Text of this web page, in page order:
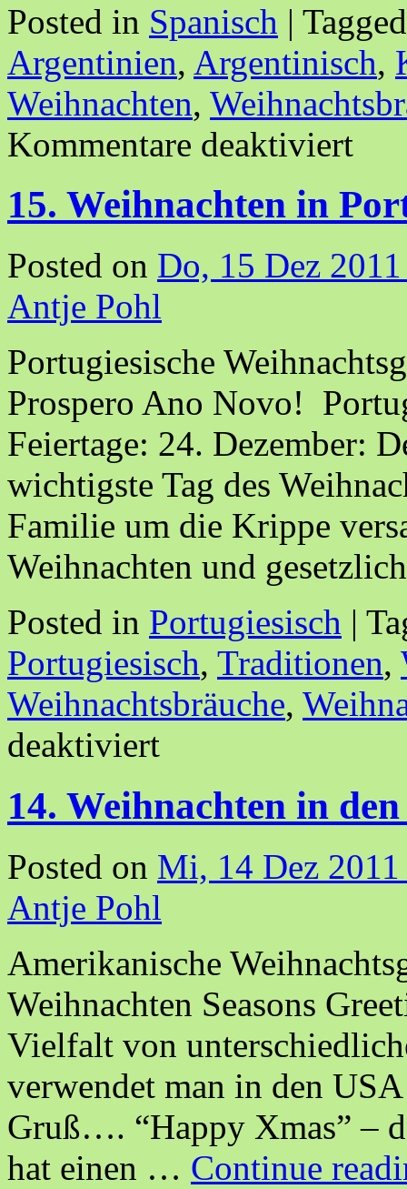
Posted in Spanisch | Tagged
Argentinien, Argentinisch,
Weihnachten,
Kommentare deaktiviert
15. Weihnachten in
Posted on Do, 15 Dez
Antje Pohl
Portugiesische
Prospero Ano Novo!
Feiertage: 24. Dezember:
wichtigste Tag des
Familie um die Krippe
Weihnachten und
Posted in Portugiesisch |
Portugiesisch, Traditionen,
Weihnachtsbräuche,
deaktiviert
14. Weihnachten in
Posted on Mi, 14 Dez
Antje Pohl
Amerikanische
Weihnachten Seasons
Vielfalt von
verwendet man in den
Gruß…. “Happy Xmas” –
hat einen … Continue